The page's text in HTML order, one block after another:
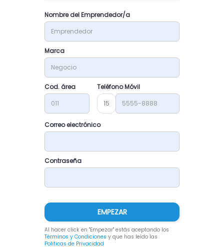
Nombre del Emprendedor/a
Marca
Cod. área
Teléfono Móvil
15
Correo electrónico
Contraseña
EMPEZAR
Al hacer click en "Empezar" estás aceptando los
Términos y Condiciones y que has leído las
Politicas de Privacidad